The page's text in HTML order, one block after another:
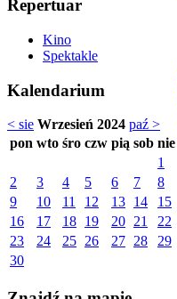
Repertuar
Kino
Spektakle
Kalendarium
< sie Wrzesień 2024 paź >
pon wto śro czw pią sob nie
1
2
3 4 5 6 7
8
9
10 11 12 13 14
15
16
17 18 19 20 21
22
23
24 25 26 27 28
29
30